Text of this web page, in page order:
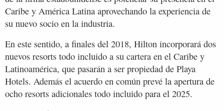
Caribe y América Latina aprovechando la experiencia de
su nuevo socio en la industria.
En este sentido, a finales del 2018, Hilton incorporará dos
nuevos resorts todo incluido a su cartera en el Caribe y
Latinoamérica, que pasarán a ser propiedad de Playa
Hotels. Además el acuerdo en común prevé la apertura de
ocho resorts adicionales todo incluido para el 2025.